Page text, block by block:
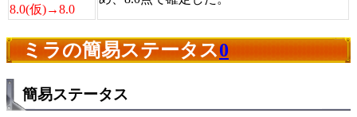
8.0(仮)→8.0
ミラの簡易ステータス0
簡易ステータス